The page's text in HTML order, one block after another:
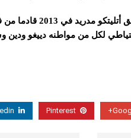
يذكر أن خيمينيز البالغ
لكل من مواطنه دييغو ودين
Pinterest